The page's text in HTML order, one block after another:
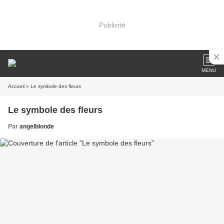
Publicité
MENU
Accueil » Le symbole des fleurs
Le symbole des fleurs
Par angelblonde